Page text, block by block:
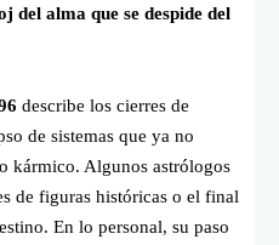
del alma que se despide del
describe los cierres de
de sistemas que ya no
kármico. Algunos astrólogos
de figuras históricas o el final
En lo personal, su paso